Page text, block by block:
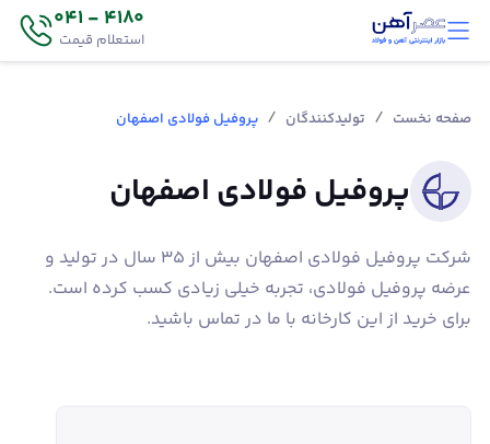
4180 - 041
استعلام قیمت
صفحه نخست / تولیدکنندگان / پروفیل فولادی اصفهان
پروفیل فولادی اصفهان
شركت پروفیل فولادی اصفهان بيش از 35 سال در تولید و
عرضه پروفیل فولادی، تجربه خیلی زیادی کسب کرده است.
برای خرید از این کارخانه با ما در تماس باشید.